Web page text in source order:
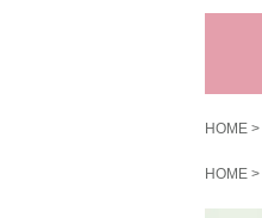
HOME
HOME